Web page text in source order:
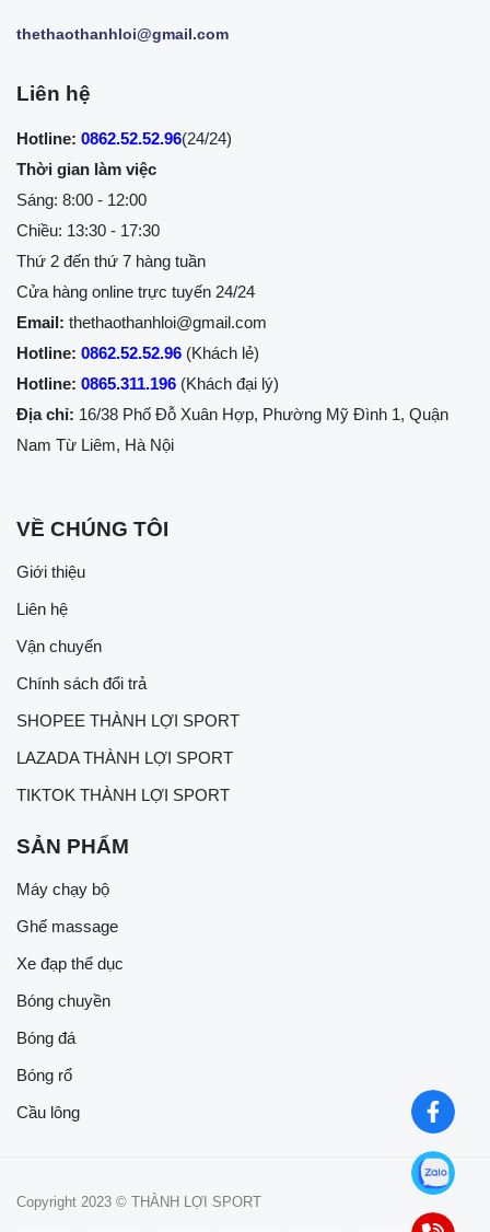
thethaothanhloi@gmail.com
Liên hệ
Hotline: 0862.52.52.96(24/24)
Thời gian làm việc
Sáng: 8:00 - 12:00
Chiều: 13:30 - 17:30
Thứ 2 đến thứ 7 hàng tuần
Cửa hàng online trực tuyến 24/24
Email: thethaothanhloi@gmail.com
Hotline: 0862.52.52.96 (Khách lẻ)
Hotline: 0865.311.196 (Khách đại lý)
Địa chỉ: 16/38 Phố Đỗ Xuân Hợp, Phường Mỹ Đình 1, Quận
Nam Từ Liêm, Hà Nội
VỀ CHÚNG TÔI
Giới thiệu
Liên hệ
Vận chuyển
Chính sách đổi trả
SHOPEE THÀNH LỢI SPORT
LAZADA THÀNH LỢI SPORT
TIKTOK THÀNH LỢI SPORT
SẢN PHẨM
Máy chạy bộ
Ghế massage
Xe đạp thể dục
Bóng chuyền
Bóng đá
Bóng rổ
Cầu lông
Copyright 2023 © THÀNH LỢI SPORT